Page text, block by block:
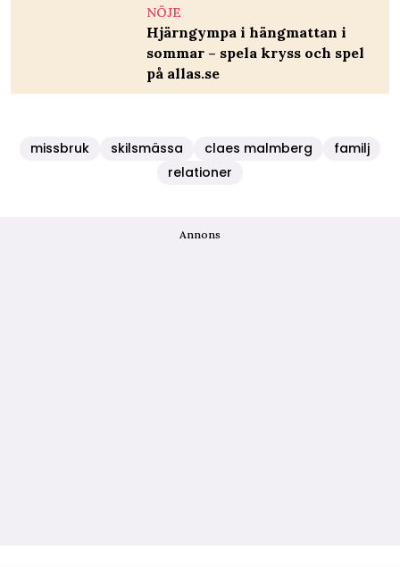
NÖJE
Hjärngympa i hängmattan i
sommar – spela kryss och spel
på allas.se
missbruk skilsmässa claes malmberg
familj
relationer
Annons